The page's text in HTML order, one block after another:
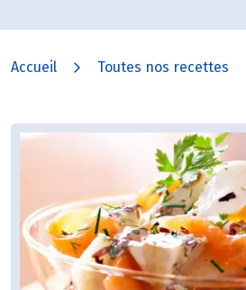
Accueil Toutes nos recettes